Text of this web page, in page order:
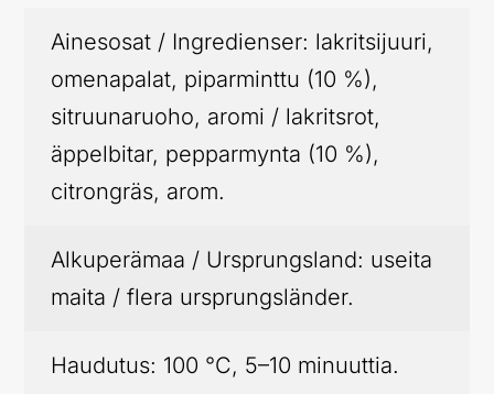
Ainesosat / Ingredienser: lakritsijuuri,
omenapalat, piparminttu (10 %),
sitruunaruoho, aromi / lakritsrot,
äppelbitar, pepparmynta (10 %),
citrongräs, arom.
Alkuperämaa / Ursprungsland: useita
maita / flera ursprungsländer.
Haudutus: 100 °C, 5–10 minuuttia.